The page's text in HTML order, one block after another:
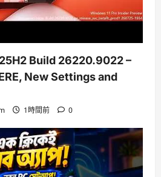
Build 26220.9022 –
New Settings and
1時間前 0